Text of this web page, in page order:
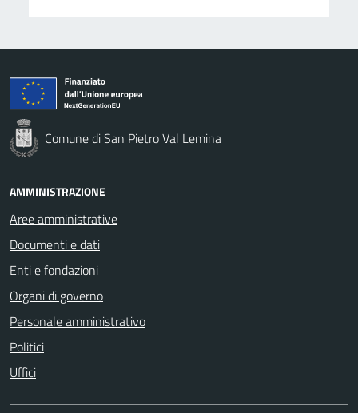
Comune di San Pietro Val Lemina
AMMINISTRAZIONE
Aree amministrative
Documenti e dati
Enti e fondazioni
Organi di governo
Personale amministrativo
Politici
Uffici